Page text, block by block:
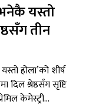
यस्तो
तीन
होला’को शीर्ष
दिल श्रेष्ठसँग सृष्टि
केमेस्ट्री...